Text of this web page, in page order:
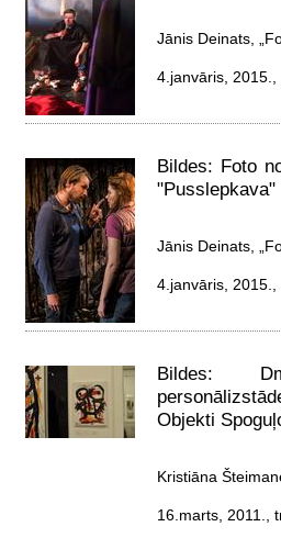
Jānis Deinats,
4.janvāris, 2015.,
Bildes: Foto
"Pusslepkava"
Jānis Deinats,
4.janvāris, 2015.,
Bildes:
Objekti
Kristiāna
16.marts, 2011.,